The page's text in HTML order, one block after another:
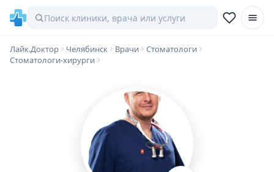
Лайк.Доктор Челябинск Врачи
Стоматологи
Стоматологи-хирурги